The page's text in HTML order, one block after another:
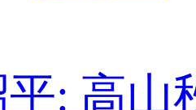
平: 高山